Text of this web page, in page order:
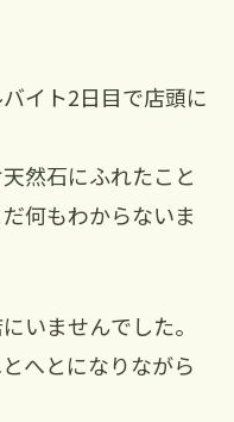
イト2日目で店頭に
然石にふれたこと
何もわからないま
いませんでした。
へとになりながら